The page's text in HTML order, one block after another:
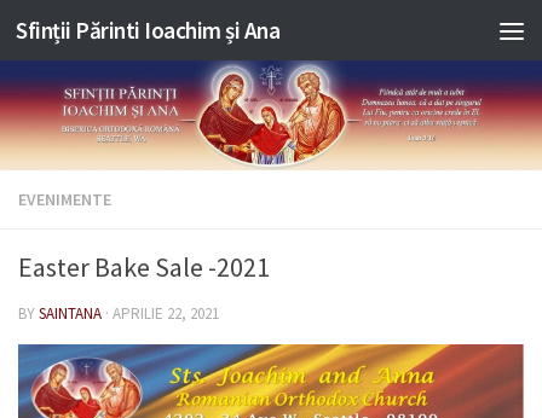
Skip to content
Sfinții Părinti Ioachim și Ana
EVENIMENTE
Easter Bake Sale -2021
BYSAINTANA · APRILIE 22, 2021